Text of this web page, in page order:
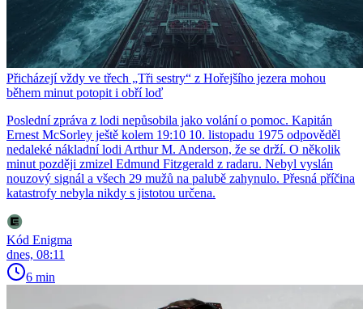
Přicházejí vždy ve třech „Tři sestry“ z Hořejšího jezera mohou
během minut potopit i obří loď
Poslední zpráva z lodi nepůsobila jako volání o pomoc. Kapitán
Ernest McSorley ještě kolem 19:10 10. listopadu 1975 odpověděl
nedaleké nákladní lodi Arthur M. Anderson, že se drží. O několik
minut později zmizel Edmund Fitzgerald z radaru. Nebyl vyslán
nouzový signál a všech 29 mužů na palubě zahynulo. Přesná příčina
katastrofy nebyla nikdy s jistotou určena.
Kód Enigma
dnes, 08:11
6 min